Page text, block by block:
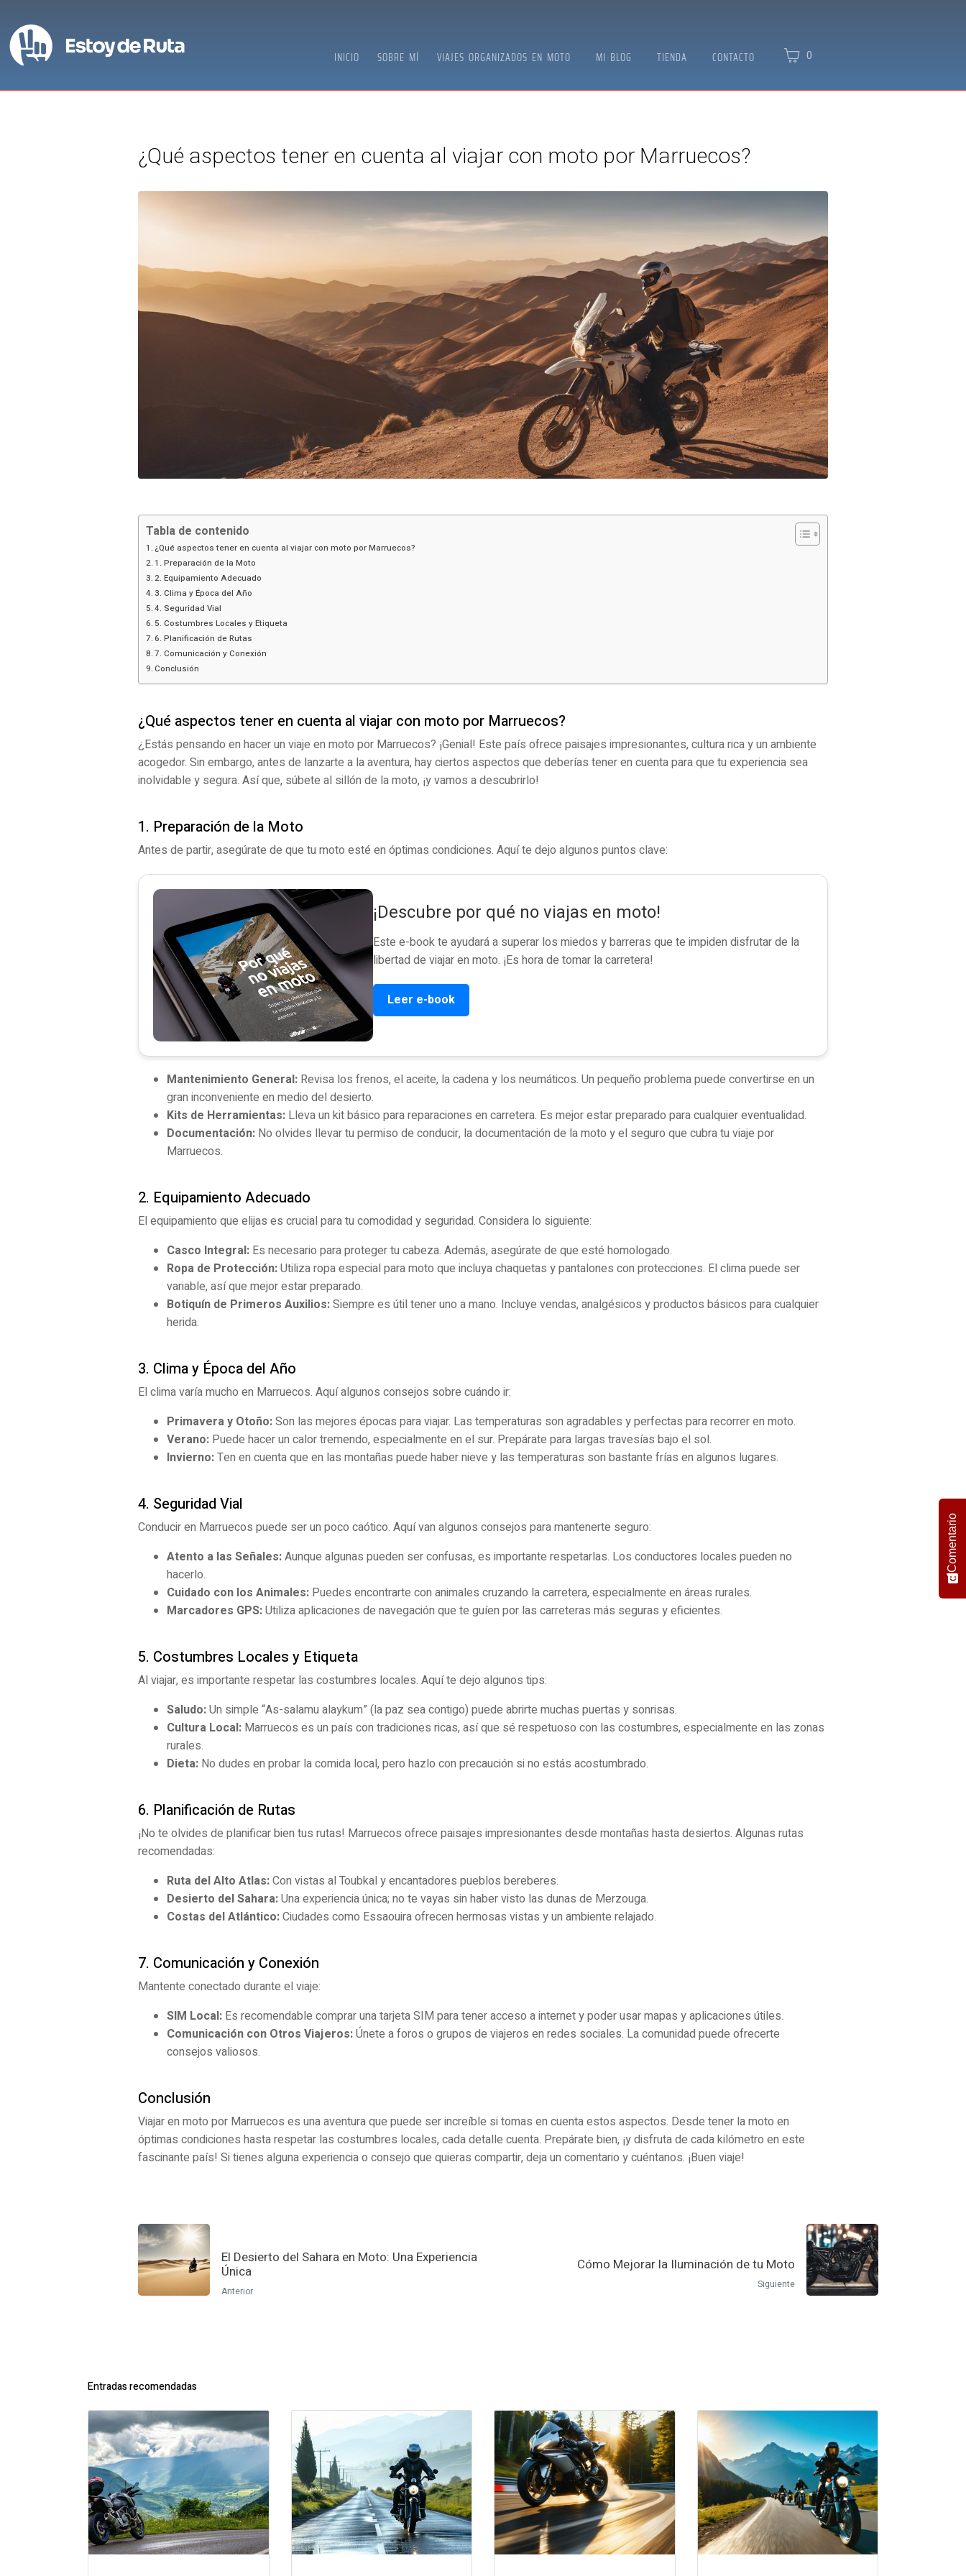
INICIO SOBRE MÍ VIAJES ORGANIZADOS EN MOTO MI BLOG TIENDA CONTACTO 0
¿Qué aspectos tener en cuenta al viajar con moto por Marruecos?
Tabla de contenido
¿Qué aspectos tener en cuenta al viajar con moto por Marruecos?
1. Preparación de la Moto
2. Equipamiento Adecuado
3. Clima y Época del Año
4. Seguridad Vial
5. Costumbres Locales y Etiqueta
6. Planificación de Rutas
7. Comunicación y Conexión
Conclusión
¿Qué aspectos tener en cuenta al viajar con moto por Marruecos?
¿Estás pensando en hacer un viaje en moto por Marruecos? ¡Genial! Este país ofrece paisajes impresionantes, cultura rica y un ambiente
acogedor. Sin embargo, antes de lanzarte a la aventura, hay ciertos aspectos que deberías tener en cuenta para que tu experiencia sea
inolvidable y segura. Así que, súbete al sillón de la moto, ¡y vamos a descubrirlo!
1. Preparación de la Moto
Antes de partir, asegúrate de que tu moto esté en óptimas condiciones. Aquí te dejo algunos puntos clave:
¡Descubre por qué no viajas en moto!
Este e-book te ayudará a superar los miedos y barreras que te impiden disfrutar de la
libertad de viajar en moto. ¡Es hora de tomar la carretera!
Leer e-book
Mantenimiento General: Revisa los frenos, el aceite, la cadena y los neumáticos. Un pequeño problema puede convertirse en un
gran inconveniente en medio del desierto.
Kits de Herramientas: Lleva un kit básico para reparaciones en carretera. Es mejor estar preparado para cualquier eventualidad.
Documentación: No olvides llevar tu permiso de conducir, la documentación de la moto y el seguro que cubra tu viaje por
Marruecos.
2. Equipamiento Adecuado
El equipamiento que elijas es crucial para tu comodidad y seguridad. Considera lo siguiente:
Casco Integral: Es necesario para proteger tu cabeza. Además, asegúrate de que esté homologado.
Ropa de Protección:Utiliza ropa especial para moto que incluya chaquetas y pantalones con protecciones. El clima puede ser
variable, así que mejor estar preparado.
Botiquín de Primeros Auxilios:Siempre es útil tener uno a mano. Incluye vendas, analgésicos y productos básicos para cualquier
herida.
3. Clima y Época del Año
El clima varía mucho en Marruecos. Aquí algunos consejos sobre cuándo ir:
Primavera y Otoño:Son las mejores épocas para viajar. Las temperaturas son agradables y perfectas para recorrer en moto.
Verano: Puede hacer un calor tremendo, especialmente en el sur. Prepárate para largas travesías bajo el sol.
Invierno:Ten en cuenta que en las montañas puede haber nieve y las temperaturas son bastante frías en algunos lugares.
4. Seguridad Vial
Conducir en Marruecos puede ser un poco caótico. Aquí van algunos consejos para mantenerte seguro:
Atento a las Señales:Aunque algunas pueden ser confusas, es importante respetarlas. Los conductores locales pueden no
hacerlo.
Cuidado con los Animales: Puedes encontrarte con animales cruzando la carretera, especialmente en áreas rurales.
Marcadores GPS:Utiliza aplicaciones de navegación que te guíen por las carreteras más seguras y eficientes.
5. Costumbres Locales y Etiqueta
Al viajar, es importante respetar las costumbres locales. Aquí te dejo algunos tips:
Saludo:Un simple “As-salamu alaykum” (la paz sea contigo) puede abrirte muchas puertas y sonrisas.
Cultura Local: Marruecos es un país con tradiciones ricas, así que sé respetuoso con las costumbres, especialmente en las zonas
rurales.
Dieta: No dudes en probar la comida local, pero hazlo con precaución si no estás acostumbrado.
6. Planificación de Rutas
¡No te olvides de planificar bien tus rutas! Marruecos ofrece paisajes impresionantes desde montañas hasta desiertos. Algunas rutas
recomendadas:
Ruta del Alto Atlas:Con vistas al Toubkal y encantadores pueblos bereberes.
Desierto del Sahara:Una experiencia única; no te vayas sin haber visto las dunas de Merzouga.
Costas del Atlántico:Ciudades como Essaouira ofrecen hermosas vistas y un ambiente relajado.
7. Comunicación y Conexión
Mantente conectado durante el viaje:
SIM Local: Es recomendable comprar una tarjeta SIM para tener acceso a internet y poder usar mapas y aplicaciones útiles.
Comunicación con Otros Viajeros:Únete a foros o grupos de viajeros en redes sociales. La comunidad puede ofrecerte
consejos valiosos.
Conclusión
Viajar en moto por Marruecos es una aventura que puede ser increíble si tomas en cuenta estos aspectos. Desde tener la moto en
óptimas condiciones hasta respetar las costumbres locales, cada detalle cuenta. Prepárate bien, ¡y disfruta de cada kilómetro en este
fascinante país! Si tienes alguna experiencia o consejo que quieras compartir, deja un comentario y cuéntanos. ¡Buen viaje!
El Desierto del Sahara en Moto: Una Experiencia
Única
Anterior
Cómo Mejorar la Iluminación de tu Moto
Siguiente
Entradas recomendadas
Comentario